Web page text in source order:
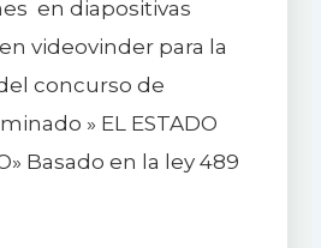
en diapositivas
videovinder para la
concurso de
» EL ESTADO
Basado en la ley 489